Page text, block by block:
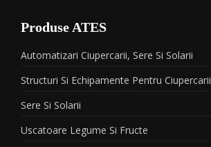
Produse ATES
Automatizari Ciupercarii, Sere Si Solarii
Structuri Si Echipamente Pentru Ciupercarii
Sere Si Solarii
Uscatoare Legume Si Fructe